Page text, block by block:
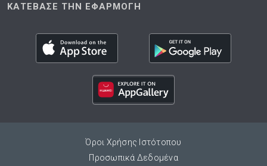
ΚΑΤΕΒΑΣΕ ΤΗΝ ΕΦΑΡΜΟΓΗ
Όροι Χρήσης Ιστότοπου
Προσωπικά Δεδομένα